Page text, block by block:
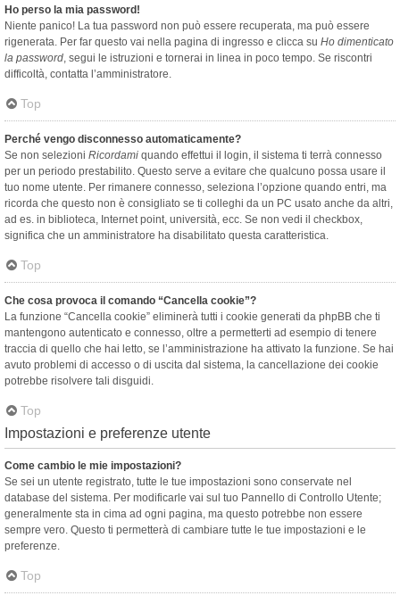
Ho perso la mia password!
Niente panico! La tua password non può essere recuperata, ma può essere
rigenerata. Per far questo vai nella pagina di ingresso e clicca su Ho dimenticato
la password, segui le istruzioni e tornerai in linea in poco tempo. Se riscontri
difficoltà, contatta l’amministratore.
Top
Perché vengo disconnesso automaticamente?
Se non selezioni Ricordami quando effettui il login, il sistema ti terrà connesso
per un periodo prestabilito. Questo serve a evitare che qualcuno possa usare il
tuo nome utente. Per rimanere connesso, seleziona l’opzione quando entri, ma
ricorda che questo non è consigliato se ti colleghi da un PC usato anche da altri,
ad es. in biblioteca, Internet point, università, ecc. Se non vedi il checkbox,
significa che un amministratore ha disabilitato questa caratteristica.
Top
Che cosa provoca il comando “Cancella cookie”?
La funzione “Cancella cookie” eliminerà tutti i cookie generati da phpBB che ti
mantengono autenticato e connesso, oltre a permetterti ad esempio di tenere
traccia di quello che hai letto, se l’amministrazione ha attivato la funzione. Se hai
avuto problemi di accesso o di uscita dal sistema, la cancellazione dei cookie
potrebbe risolvere tali disguidi.
Top
Impostazioni e preferenze utente
Come cambio le mie impostazioni?
Se sei un utente registrato, tutte le tue impostazioni sono conservate nel
database del sistema. Per modificarle vai sul tuo Pannello di Controllo Utente;
generalmente sta in cima ad ogni pagina, ma questo potrebbe non essere
sempre vero. Questo ti permetterà di cambiare tutte le tue impostazioni e le
preferenze.
Top